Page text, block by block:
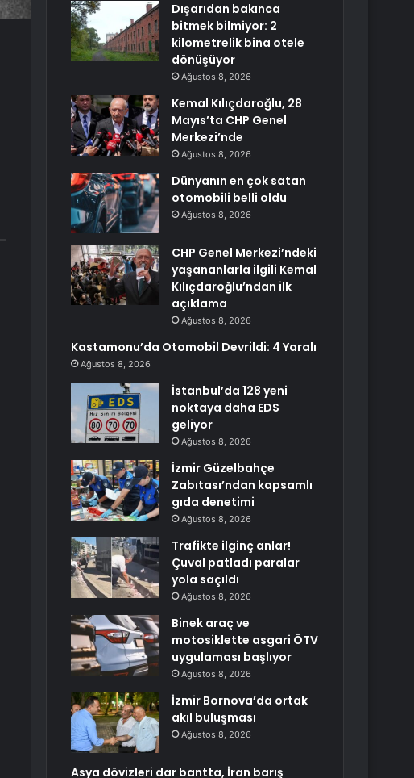
Dışarıdan bakınca
bitmek bilmiyor: 2
kilometrelik bina otele
dönüşüyor
Ağustos 8, 2026
Kemal Kılıçdaroğlu, 28
Mayıs’ta CHP Genel
Merkezi’nde
Ağustos 8, 2026
Dünyanın en çok satan
otomobili belli oldu
Ağustos 8, 2026
CHP Genel Merkezi’ndeki
yaşananlarla ilgili Kemal
Kılıçdaroğlu’ndan ilk
açıklama
Ağustos 8, 2026
Kastamonu’da Otomobil Devrildi: 4 Yaralı
Ağustos 8, 2026
İstanbul’da 128 yeni
noktaya daha EDS
geliyor
Ağustos 8, 2026
İzmir Güzelbahçe
Zabıtası’ndan kapsamlı
gıda denetimi
Ağustos 8, 2026
Trafikte ilginç anlar!
Çuval patladı paralar
yola saçıldı
Ağustos 8, 2026
Binek araç ve
motosiklette asgari ÖTV
uygulaması başlıyor
Ağustos 8, 2026
İzmir Bornova’da ortak
akıl buluşması
Ağustos 8, 2026
Asya dövizleri dar bantta, İran barış